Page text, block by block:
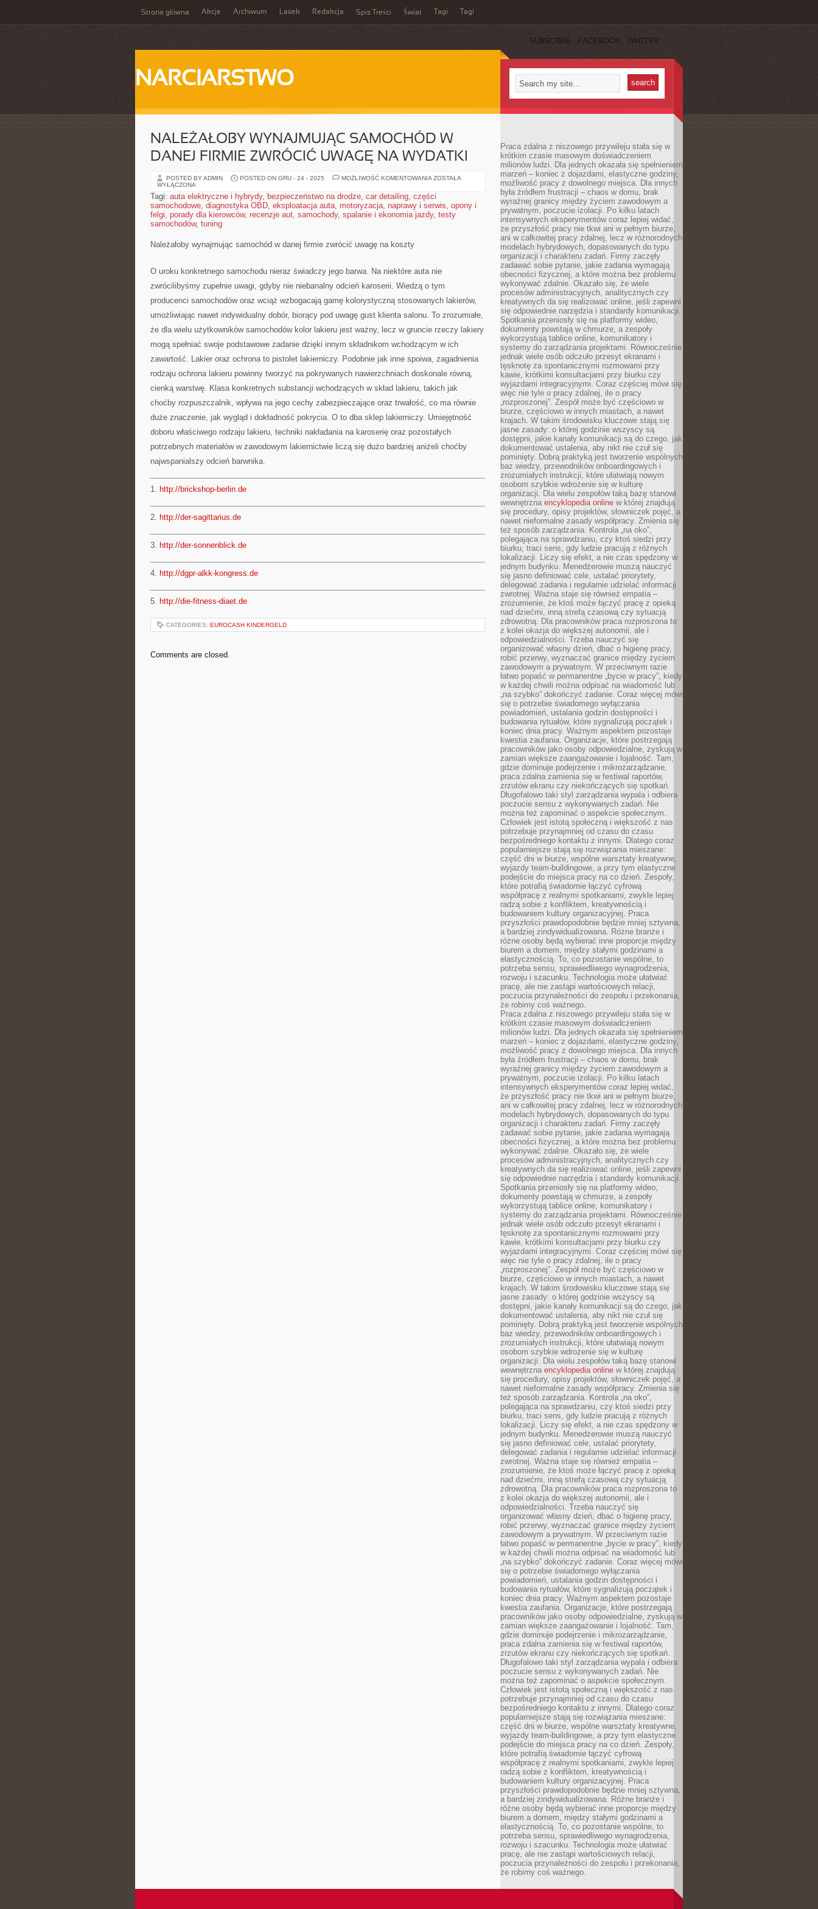
Strona główna Akcje Archiwum Lasek Redakcja Spis Treści Świat Tagi Tagi
SUBSCRIBE FACEBOOK TWITTER
NARCIARSTWO
NALEŻAŁOBY WYNAJMUJĄC SAMOCHÓD W
DANEJ FIRMIE ZWRÓCIĆ UWAGĘ NA WYDATKI
POSTED BY ADMIN POSTED ON GRU - 24 - 2025 MOŻLIWOŚĆ KOMENTOWANIA NALEŻAŁOBY
W
DANEJ
FIRMIE
ZWRÓCIĆ
ZOSTAŁA
WYŁĄCZONA
Tagi: auta elektryczne i hybrydy, bezpieczeństwo na drodze, car detailing, części
samochodowe, diagnostyka OBD, eksploatacja auta, motoryzacja, naprawy i serwis, opony i
felgi, porady dla kierowców, recenzje aut, samochody, spalanie i ekonomia jazdy, testy
samochodów, tuning
Należałoby wynajmując samochód w danej firmie zwrócić uwagę na koszty
O uroku konkretnego samochodu nieraz świadczy jego barwa. Na niektóre auta nie
zwrócilibyśmy zupełnie uwagi, gdyby nie niebanalny odcień karoserii. Wiedzą o tym
producenci samochodów oraz wciąż wzbogacają gamę kolorystyczną stosowanych lakierów,
umożliwiając nawet indywidualny dobór, biorący pod uwagę gust klienta salonu. To zrozumiałe,
że dla wielu użytkowników samochodów kolor lakieru jest ważny, lecz w gruncie rzeczy lakiery
mogą spełniać swoje podstawowe zadanie dzięki innym składnikom wchodzącym w ich
zawartość. Lakier oraz ochrona to pistolet lakierniczy. Podobnie jak inne spoiwa, zagadnienia
rodzaju ochrona lakieru powinny tworzyć na pokrywanych nawierzchniach doskonale równą,
cienką warstwę. Klasa konkretnych substancji wchodzących w skład lakieru, takich jak
choćby rozpuszczalnik, wpływa na jego cechy zabezpieczające oraz trwałość, co ma równie
duże znaczenie, jak wygląd i dokładność pokrycia. O to dba sklep lakierniczy. Umiejętność
doboru właściwego rodzaju lakieru, techniki nakładania na karoserię oraz pozostałych
potrzebnych materiałów w zawodowym lakiernictwie liczą się dużo bardziej aniżeli choćby
najwspanialszy odcień barwnika.
1. http://brickshop-berlin.de
2. http://der-sagittarius.de
3. http://der-sonnenblick.de
4. http://dgpr-alkk-kongress.de
5. http://die-fitness-diaet.de
CATEGORIES: EUROCASH KINDERGELD
Comments are closed.
Praca zdalna z niszowego przywileju stała się w
krótkim czasie masowym doświadczeniem
milionów ludzi. Dla jednych okazała się spełnieniem
marzeń – koniec z dojazdami, elastyczne godziny,
możliwość pracy z dowolnego miejsca. Dla innych
była źródłem frustracji – chaos w domu, brak
wyraźnej granicy między życiem zawodowym a
prywatnym, poczucie izolacji. Po kilku latach
intensywnych eksperymentów coraz lepiej widać,
że przyszłość pracy nie tkwi ani w pełnym biurze,
ani w całkowitej pracy zdalnej, lecz w różnorodnych
modelach hybrydowych, dopasowanych do typu
organizacji i charakteru zadań. Firmy zaczęły
zadawać sobie pytanie, jakie zadania wymagają
obecności fizycznej, a które można bez problemu
wykonywać zdalnie. Okazało się, że wiele
procesów administracyjnych, analitycznych czy
kreatywnych da się realizować online, jeśli zapewni
się odpowiednie narzędzia i standardy komunikacji.
Spotkania przeniosły się na platformy wideo,
dokumenty powstają w chmurze, a zespoły
wykorzystują tablice online, komunikatory i
systemy do zarządzania projektami. Równocześnie
jednak wiele osób odczuło przesyt ekranami i
tęsknotę za spontanicznymi rozmowami przy
kawie, krótkimi konsultacjami przy biurku czy
wyjazdami integracyjnymi. Coraz częściej mówi się
więc nie tyle o pracy zdalnej, ile o pracy
„rozproszonej”. Zespół może być częściowo w
biurze, częściowo w innych miastach, a nawet
krajach. W takim środowisku kluczowe stają się
jasne zasady: o której godzinie wszyscy są
dostępni, jakie kanały komunikacji są do czego, jak
dokumentować ustalenia, aby nikt nie czuł się
pominięty. Dobrą praktyką jest tworzenie wspólnych
baz wiedzy, przewodników onboardingowych i
zrozumiałych instrukcji, które ułatwiają nowym
osobom szybkie wdrożenie się w kulturę
organizacji. Dla wielu zespołów taką bazę stanowi
wewnętrzna encyklopedia online w której znajdują
się procedury, opisy projektów, słowniczek pojęć, a
nawet nieformalne zasady współpracy. Zmienia się
też sposób zarządzania. Kontrola „na oko”,
polegająca na sprawdzaniu, czy ktoś siedzi przy
biurku, traci sens, gdy ludzie pracują z różnych
lokalizacji. Liczy się efekt, a nie czas spędzony w
jednym budynku. Menedżerowie muszą nauczyć
się jasno definiować cele, ustalać priorytety,
delegować zadania i regularnie udzielać informacji
zwrotnej. Ważna staje się również empatia –
zrozumienie, że ktoś może łączyć pracę z opieką
nad dziećmi, inną strefą czasową czy sytuacją
zdrowotną. Dla pracowników praca rozproszona to
z kolei okazja do większej autonomii, ale i
odpowiedzialności. Trzeba nauczyć się
organizować własny dzień, dbać o higienę pracy,
robić przerwy, wyznaczać granice między życiem
zawodowym a prywatnym. W przeciwnym razie
łatwo popaść w permanentne „bycie w pracy”, kiedy
w każdej chwili można odpisać na wiadomość lub
„na szybko” dokończyć zadanie. Coraz więcej mówi
się o potrzebie świadomego wyłączania
powiadomień, ustalania godzin dostępności i
budowania rytuałów, które sygnalizują początek i
koniec dnia pracy. Ważnym aspektem pozostaje
kwestia zaufania. Organizacje, które postrzegają
pracowników jako osoby odpowiedzialne, zyskują w
zamian większe zaangażowanie i lojalność. Tam,
gdzie dominuje podejrzenie i mikrozarządzanie,
praca zdalna zamienia się w festiwal raportów,
zrzutów ekranu czy niekończących się spotkań.
Długofalowo taki styl zarządzania wypala i odbiera
poczucie sensu z wykonywanych zadań. Nie
można też zapominać o aspekcie społecznym.
Człowiek jest istotą społeczną i większość z nas
potrzebuje przynajmniej od czasu do czasu
bezpośredniego kontaktu z innymi. Dlatego coraz
popularniejsze stają się rozwiązania mieszane:
część dni w biurze, wspólne warsztaty kreatywne,
wyjazdy team-buildingowe, a przy tym elastyczne
podejście do miejsca pracy na co dzień. Zespoły,
które potrafią świadomie łączyć cyfrową
współpracę z realnymi spotkaniami, zwykle lepiej
radzą sobie z konfliktem, kreatywnością i
budowaniem kultury organizacyjnej. Praca
przyszłości prawdopodobnie będzie mniej sztywna,
a bardziej zindywidualizowana. Różne branże i
różne osoby będą wybierać inne proporcje między
biurem a domem, między stałymi godzinami a
elastycznością. To, co pozostanie wspólne, to
potrzeba sensu, sprawiedliwego wynagrodzenia,
rozwoju i szacunku. Technologia może ułatwiać
pracę, ale nie zastąpi wartościowych relacji,
poczucia przynależności do zespołu i przekonania,
że robimy coś ważnego.
Praca zdalna z niszowego przywileju stała się w
krótkim czasie masowym doświadczeniem
milionów ludzi. Dla jednych okazała się spełnieniem
marzeń – koniec z dojazdami, elastyczne godziny,
możliwość pracy z dowolnego miejsca. Dla innych
była źródłem frustracji – chaos w domu, brak
wyraźnej granicy między życiem zawodowym a
prywatnym, poczucie izolacji. Po kilku latach
intensywnych eksperymentów coraz lepiej widać,
że przyszłość pracy nie tkwi ani w pełnym biurze,
ani w całkowitej pracy zdalnej, lecz w różnorodnych
modelach hybrydowych, dopasowanych do typu
organizacji i charakteru zadań. Firmy zaczęły
zadawać sobie pytanie, jakie zadania wymagają
obecności fizycznej, a które można bez problemu
wykonywać zdalnie. Okazało się, że wiele
procesów administracyjnych, analitycznych czy
kreatywnych da się realizować online, jeśli zapewni
się odpowiednie narzędzia i standardy komunikacji.
Spotkania przeniosły się na platformy wideo,
dokumenty powstają w chmurze, a zespoły
wykorzystują tablice online, komunikatory i
systemy do zarządzania projektami. Równocześnie
jednak wiele osób odczuło przesyt ekranami i
tęsknotę za spontanicznymi rozmowami przy
kawie, krótkimi konsultacjami przy biurku czy
wyjazdami integracyjnymi. Coraz częściej mówi się
więc nie tyle o pracy zdalnej, ile o pracy
„rozproszonej”. Zespół może być częściowo w
biurze, częściowo w innych miastach, a nawet
krajach. W takim środowisku kluczowe stają się
jasne zasady: o której godzinie wszyscy są
dostępni, jakie kanały komunikacji są do czego, jak
dokumentować ustalenia, aby nikt nie czuł się
pominięty. Dobrą praktyką jest tworzenie wspólnych
baz wiedzy, przewodników onboardingowych i
zrozumiałych instrukcji, które ułatwiają nowym
osobom szybkie wdrożenie się w kulturę
organizacji. Dla wielu zespołów taką bazę stanowi
wewnętrzna encyklopedia online w której znajdują
się procedury, opisy projektów, słowniczek pojęć, a
nawet nieformalne zasady współpracy. Zmienia się
też sposób zarządzania. Kontrola „na oko”,
polegająca na sprawdzaniu, czy ktoś siedzi przy
biurku, traci sens, gdy ludzie pracują z różnych
lokalizacji. Liczy się efekt, a nie czas spędzony w
jednym budynku. Menedżerowie muszą nauczyć
się jasno definiować cele, ustalać priorytety,
delegować zadania i regularnie udzielać informacji
zwrotnej. Ważna staje się również empatia –
zrozumienie, że ktoś może łączyć pracę z opieką
nad dziećmi, inną strefą czasową czy sytuacją
zdrowotną. Dla pracowników praca rozproszona to
z kolei okazja do większej autonomii, ale i
odpowiedzialności. Trzeba nauczyć się
organizować własny dzień, dbać o higienę pracy,
robić przerwy, wyznaczać granice między życiem
zawodowym a prywatnym. W przeciwnym razie
łatwo popaść w permanentne „bycie w pracy”, kiedy
w każdej chwili można odpisać na wiadomość lub
„na szybko” dokończyć zadanie. Coraz więcej mówi
się o potrzebie świadomego wyłączania
powiadomień, ustalania godzin dostępności i
budowania rytuałów, które sygnalizują początek i
koniec dnia pracy. Ważnym aspektem pozostaje
kwestia zaufania. Organizacje, które postrzegają
pracowników jako osoby odpowiedzialne, zyskują w
zamian większe zaangażowanie i lojalność. Tam,
gdzie dominuje podejrzenie i mikrozarządzanie,
praca zdalna zamienia się w festiwal raportów,
zrzutów ekranu czy niekończących się spotkań.
Długofalowo taki styl zarządzania wypala i odbiera
poczucie sensu z wykonywanych zadań. Nie
można też zapominać o aspekcie społecznym.
Człowiek jest istotą społeczną i większość z nas
potrzebuje przynajmniej od czasu do czasu
bezpośredniego kontaktu z innymi. Dlatego coraz
popularniejsze stają się rozwiązania mieszane:
część dni w biurze, wspólne warsztaty kreatywne,
wyjazdy team-buildingowe, a przy tym elastyczne
podejście do miejsca pracy na co dzień. Zespoły,
które potrafią świadomie łączyć cyfrową
współpracę z realnymi spotkaniami, zwykle lepiej
radzą sobie z konfliktem, kreatywnością i
budowaniem kultury organizacyjnej. Praca
przyszłości prawdopodobnie będzie mniej sztywna,
a bardziej zindywidualizowana. Różne branże i
różne osoby będą wybierać inne proporcje między
biurem a domem, między stałymi godzinami a
elastycznością. To, co pozostanie wspólne, to
potrzeba sensu, sprawiedliwego wynagrodzenia,
rozwoju i szacunku. Technologia może ułatwiać
pracę, ale nie zastąpi wartościowych relacji,
poczucia przynależności do zespołu i przekonania,
że robimy coś ważnego.